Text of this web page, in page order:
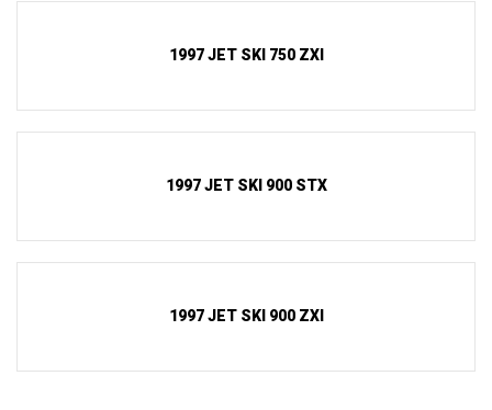
1997 JET SKI 750 ZXI
1997 JET SKI 900 STX
1997 JET SKI 900 ZXI